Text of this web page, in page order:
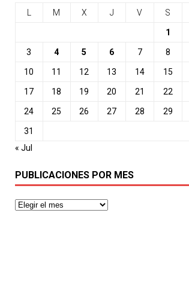
M X J V S
1
3 4 5 6 7 8
10 11 12 13 14 15
17 18 19 20 21 22
24 25 26 27 28 29
31
« Jul
PUBLICACIONES POR MES